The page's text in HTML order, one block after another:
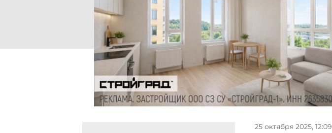
25 октября 2025, 12:09